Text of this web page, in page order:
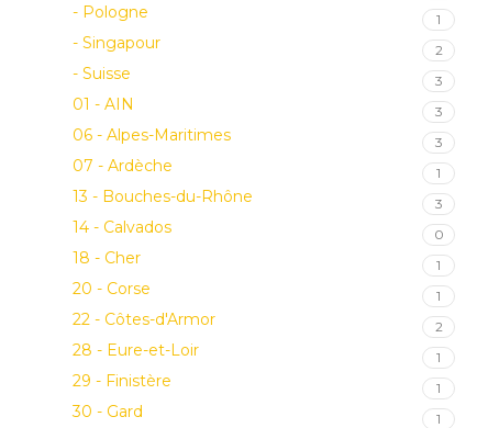
- Pologne 1
- Singapour 2
- Suisse 3
01 - AIN 3
06 - Alpes-Maritimes 3
07 - Ardèche 1
13 - Bouches-du-Rhône 3
14 - Calvados 0
18 - Cher 1
20 - Corse 1
22 - Côtes-d'Armor 2
28 - Eure-et-Loir 1
29 - Finistère 1
30 - Gard 1